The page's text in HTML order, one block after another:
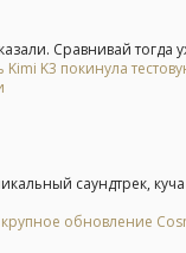
Сравнивай тогда
K3 покинула
саундтрек,
обновление